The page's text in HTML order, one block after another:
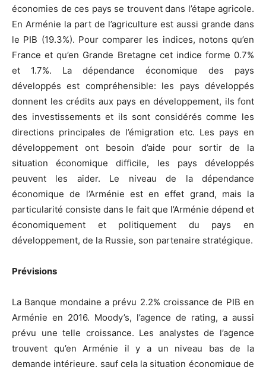
économies de ces pays se trouvent dans l’étape agricole.
En Arménie la part de l’agriculture est aussi grande dans
le PIB (19.3%). Pour comparer les indices, notons qu’en
France et qu’en Grande Bretagne cet indice forme 0.7%
et 1.7%. La dépendance économique des pays
développés est compréhensible: les pays développés
donnent les crédits aux pays en développement, ils font
des investissements et ils sont considérés comme les
directions principales de l’émigration etc. Les pays en
développement ont besoin d’aide pour sortir de la
situation économique difficile, les pays développés
peuvent les aider. Le niveau de la dépendance
économique de l’Arménie est en effet grand, mais la
particularité consiste dans le fait que l’Arménie dépend et
économiquement et politiquement du pays en
développement, de la Russie, son partenaire stratégique.
Prévisions
La Banque mondaine a prévu 2.2% croissance de PIB en
Arménie en 2016. Moody’s, l’agence de rating, a aussi
prévu une telle croissance. Les analystes de l’agence
trouvent qu’en Arménie il y a un niveau bas de la
demande intérieure, sauf cela la situation économique de